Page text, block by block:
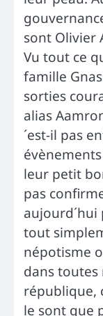
sont Olivier
Vu tout ce
famille
sorties
alias
´est-il pas
leur petit
pas
aujourd´hui
tout
népotisme
dans toutes
république,
le sont que